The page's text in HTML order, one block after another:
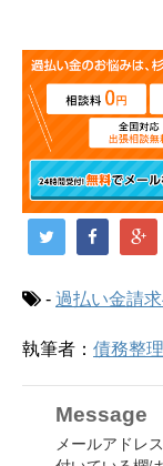
- 過払い金請
執筆者： 債務整
Message
メールアドレ